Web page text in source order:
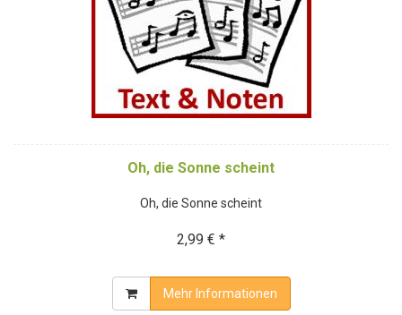
Oh, die Sonne scheint
Oh, die Sonne scheint
2,99 € *
Mehr Informationen